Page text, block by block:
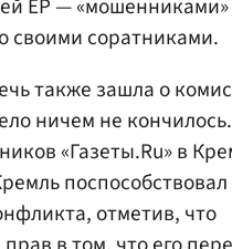
ЕР —
своими соратниками.
также зашла о
ничем не
«Газеты.Ru» в
поспособствовал
отметив, что